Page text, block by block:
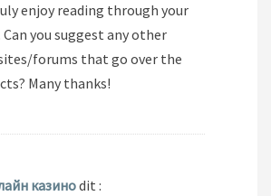
enjoy reading through your
you suggest any other
forums that go over the
Many thanks!
казиноdit :